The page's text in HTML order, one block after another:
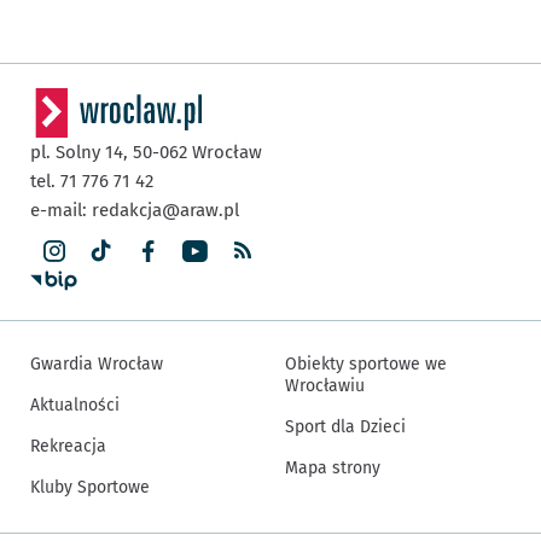
pl. Solny 14, 50-062 Wrocław
tel. 71 776 71 42
e-mail: redakcja@araw.pl
Gwardia Wrocław
Aktualności
Rekreacja
Kluby Sportowe
Obiekty sportowe we
Wrocławiu
Sport dla Dzieci
Mapa strony